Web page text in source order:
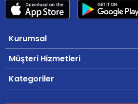
Kurumsal
Müşteri Hizmetleri
Kategoriler